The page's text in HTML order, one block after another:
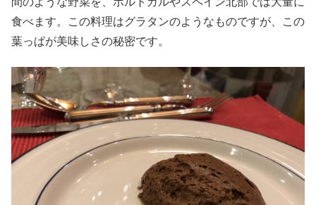
食べます。この料理はグラタンのようなものですが、この
葉っぱが美味しさの秘密です。